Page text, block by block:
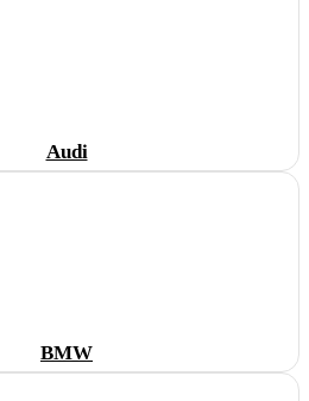
Audi
BMW